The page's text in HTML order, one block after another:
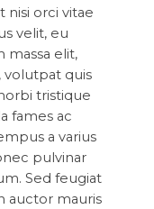
nisi orci vitae
velit, eu
massa elit,
volutpat quis
tristique
fames ac
a varius
pulvinar
Sed feugiat
auctor mauris